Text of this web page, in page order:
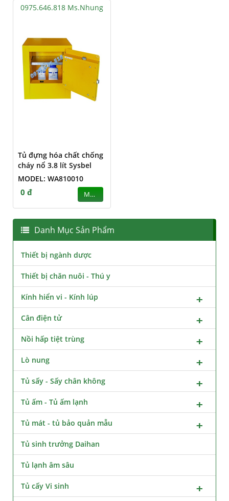
0975.646.818 Ms.Nhung
Tủ đựng hóa chất chống
cháy nổ 3.8 lít Sysbel
MODEL: WA810010
0 đ MUA
Danh Mục Sản Phẩm
Thiết bị ngành dược
Thiết bị chăn nuôi - Thú y
Kính hiển vi - Kính lúp
Cân điện tử
Nồi hấp tiệt trùng
Lò nung
Tủ sấy - Sấy chân không
Tủ ấm - Tủ ấm lạnh
Tủ mát - tủ bảo quản mẫu
Tủ sinh trưởng Daihan
Tủ lạnh âm sâu
Tủ cấy Vi sinh